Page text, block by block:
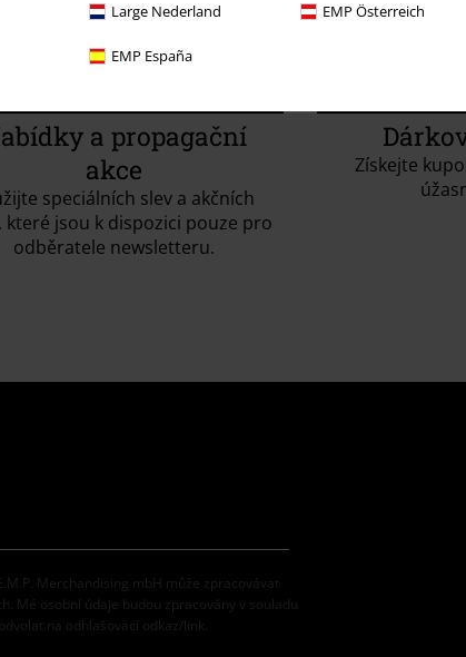
Large Nederland EMP Österreich
EMP España
a propagační
akce
speciálních slev a akčních
které jsou k dispozici pouze pro
odběratele newsletteru.
Získejte
Merchandising mbH může zpracovávat
Mé osobní údaje budou zpracovány v souladu
na odhlašovací odkaz/link.